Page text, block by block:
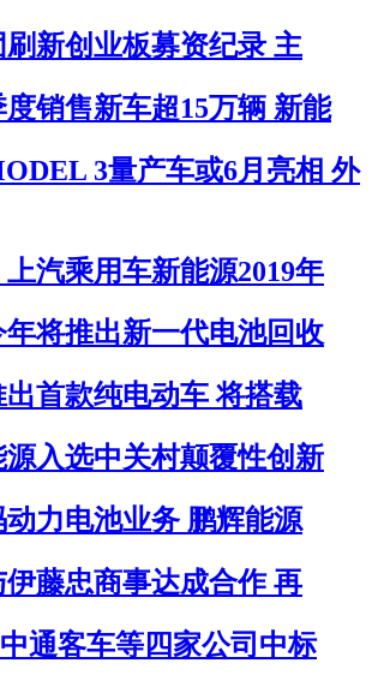
新创业板募资纪录 主
销售新车超15万辆 新能
3量产车或6月亮相 外
汽乘用车新能源2019年
将推出新一代电池回收
首款纯电动车 将搭载
入选中关村颠覆性创新
力电池业务 鹏辉能源
伊藤忠商事达成合作 再
通客车等四家公司中标